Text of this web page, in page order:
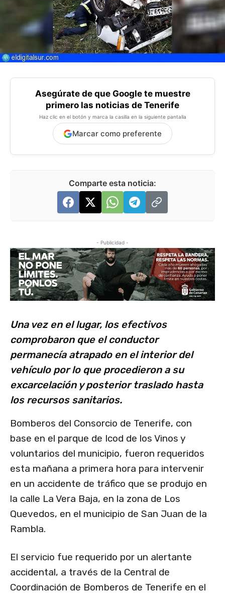
Asegúrate de que Google te muestre
primero las noticias de Tenerife
Haz clic en el botón y marca la casilla en la siguiente pantalla
Marcar como preferente
Comparte esta noticia:
- Publicidad -
Una vez en el lugar, los efectivos
comprobaron que el conductor
permanecía atrapado en el interior del
vehículo por lo que procedieron a su
excarcelación y posterior traslado hasta
los recursos sanitarios.
Bomberos del Consorcio de Tenerife, con
base en el parque de Icod de los Vinos y
voluntarios del municipio, fueron requeridos
esta mañana a primera hora para intervenir
en un accidente de tráfico que se produjo en
la calle La Vera Baja, en la zona de Los
Quevedos, en el municipio de San Juan de la
Rambla.
El servicio fue requerido por un alertante
accidental, a través de la Central de
Coordinación de Bomberos de Tenerife en el